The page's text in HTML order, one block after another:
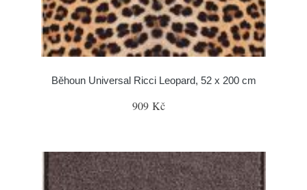
Běhoun Universal Ricci Leopard, 52 x 200 cm
909 Kč